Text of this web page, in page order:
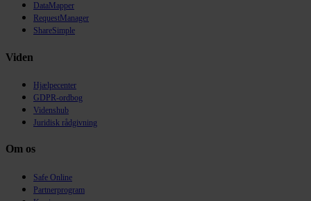
DataMapper
RequestManager
ShareSimple
Viden
Hjælpecenter
GDPR-ordbog
Videnshub
Juridisk rådgivning
Om os
Safe Online
Partnerprogram